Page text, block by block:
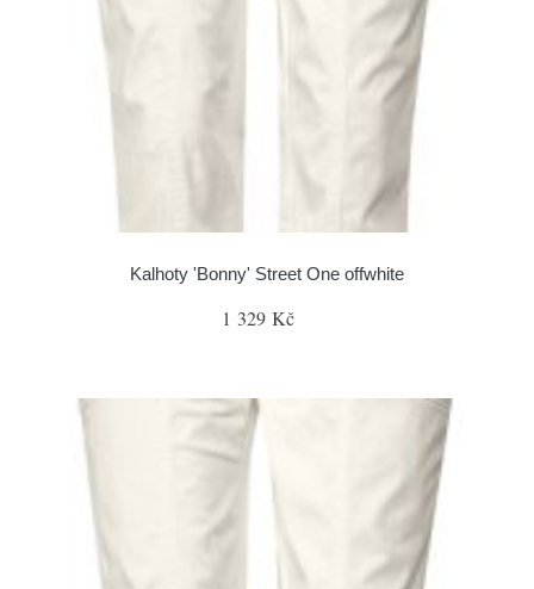
Kalhoty 'Bonny' Street One offwhite
1 329 Kč